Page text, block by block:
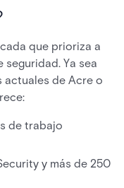
que prioriza a
Ya sea
actuales de Acre o
de trabajo
y más de 250